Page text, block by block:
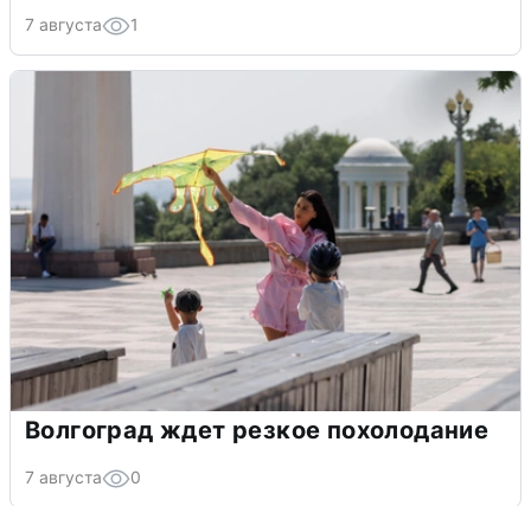
7 августа 1
Волгоград ждет резкое похолодание
7 августа 0